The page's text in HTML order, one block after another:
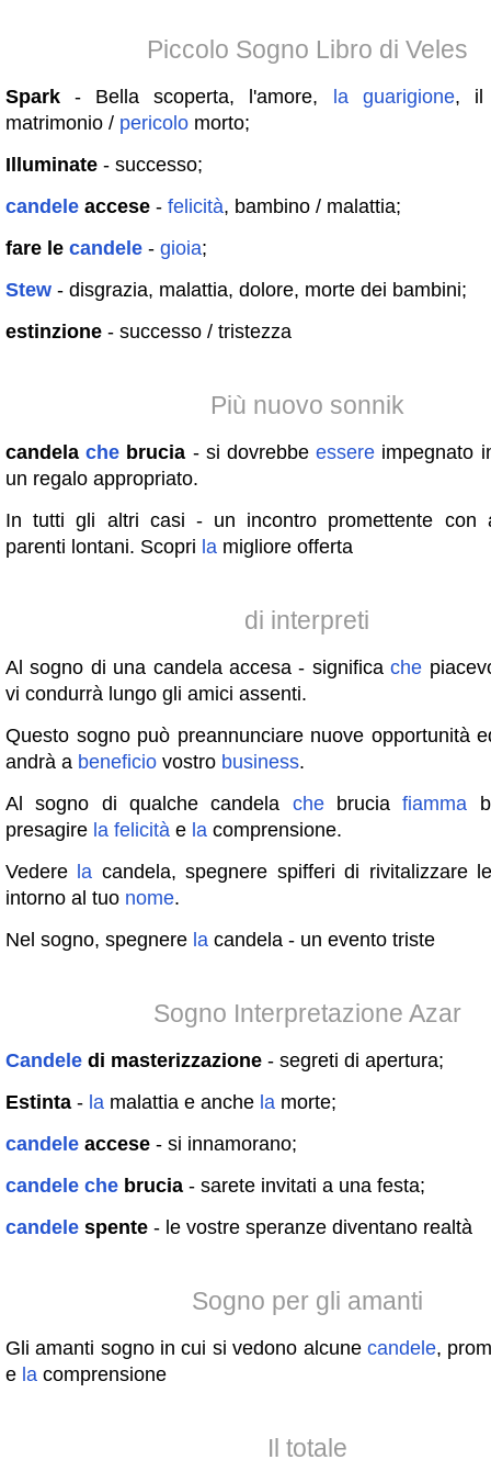
Piccolo Sogno Libro di Veles
Spark- Bella scoperta, l'amore, la guarigione, il
matrimonio / pericolo morto;
Illuminate - successo;
candele accese - felicità, bambino / malattia;
fare le candele - gioia;
Stew - disgrazia, malattia, dolore, morte dei bambini;
estinzione - successo / tristezza
Più nuovo sonnik
candelache brucia - si dovrebbeessere impegnato
un regalo appropriato.
In tutti gli altri casi - un incontro promettente con
parenti lontani. Scopri la migliore offerta
di interpreti
Al sogno di una candela accesa - significache
vi condurrà lungo gli amici assenti.
Questo sogno può preannunciare nuove opportunità
andrà a beneficio vostro business.
Al sogno di qualche candela chebruciafiamma
presagire la felicità e la comprensione.
Vedere la candela, spegnere spifferi di rivitalizzare
intorno al tuo nome.
Nel sogno, spegnere la candela - un evento triste
Sogno Interpretazione Azar
Candele di masterizzazione - segreti di apertura;
Estinta - la malattia e anche la morte;
candele accese - si innamorano;
candele che brucia - sarete invitati a una festa;
candele spente - le vostre speranze diventano realtà
Sogno per gli amanti
Gli amanti sogno in cui si vedono alcune candele,
e la comprensione
Il totale